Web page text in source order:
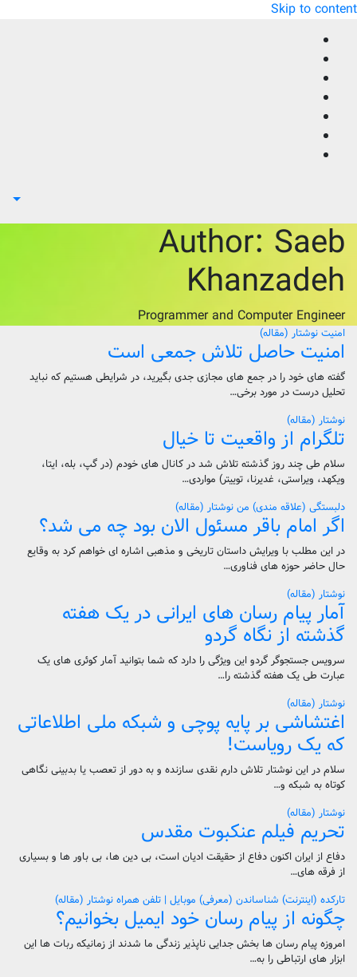
Skip to content
Author: Saeb
Khanzadeh
Programmer and Computer Engineer
امنیتنوشتار (مقاله)
امنیت حاصل تلاش جمعی است
گفته های خود را در جمع های مجازی جدی بگیرید، در شرایطی هستیم که نباید
تحلیل درست در مورد برخی…
نوشتار (مقاله)
تلگرام از واقعیت تا خیال
سلام طی چند روز گذشته تلاش شد در کانال های خودم (در گپ، بله، ایتا،
ویکهد، ویراستی، غدیرنا، توییتر) مواردی…
دلبستگی (علاقه مندی) مننوشتار (مقاله)
اگر امام باقر مسئول الان بود چه می شد؟
در این مطلب با ویرایش داستان تاریخی و مذهبی اشاره ای خواهم کرد به وقایع
حال حاضر حوزه های فناوری…
نوشتار (مقاله)
آمار پیام رسان های ایرانی در یک هفته
گذشته از نگاه گردو
سرویس جستجوگر گردو این ویژگی را دارد که شما بتوانید آمار کوئری های یک
عبارت طی یک هفته گذشته را…
نوشتار (مقاله)
اغتشاشی بر پایه پوچی و شبکه ملی اطلاعاتی
که یک رویاست!
سلام در این نوشتار تلاش دارم نقدی سازنده و به دور از تعصب یا بدبینی نگاهی
کوتاه به شبکه و…
نوشتار (مقاله)
تحریم فیلم عنکبوت مقدس
دفاع از ایران اکنون دفاع از حقیقت ادیان است، بی دین ها، بی باور ها و بسیاری
از فرقه های…
تارکده (اینترنت) شناساندن (معرفی) موبایل | تلفن همراهنوشتار (مقاله)
چگونه از پیام رسان خود ایمیل بخوانیم؟
امروزه پیام رسان ها بخش جدایی ناپذیر زندگی ما شدند از زمانیکه ربات ها این
ابزار های ارتباطی را به…